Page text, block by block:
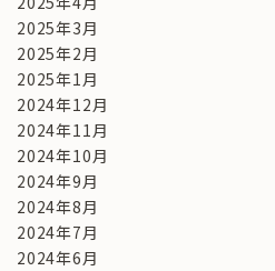
2025年3月
2025年2月
2025年1月
2024年12月
2024年11月
2024年10月
2024年9月
2024年8月
2024年7月
2024年6月